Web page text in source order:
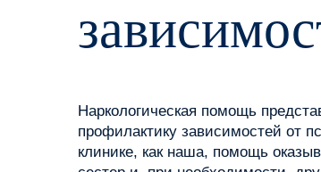
Наркологическая помощь
профилактику зависимостей от
клинике, как наша, помощь